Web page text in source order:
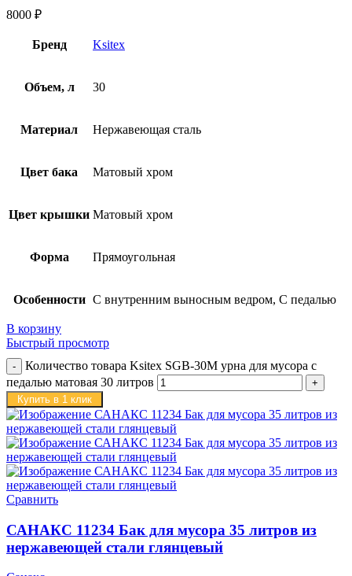
8000 ₽
Бренд Ksitex
Объем, л 30
Материал Нержавеющая сталь
Цвет бака Матовый хром
Цвет крышки Матовый хром
Форма Прямоугольная
Особенности С внутренним выносным ведром, С педалью
В корзину
Быстрый просмотр
Количество товара Ksitex SGB-30M урна для мусора с
педалью матовая 30 литров
Купить в 1 клик
Сравнить
САНАКС 11234 Бак для мусора 35 литров из
нержавеющей стали глянцевый